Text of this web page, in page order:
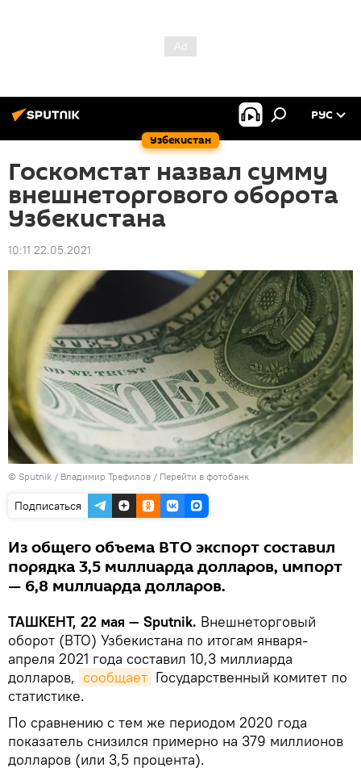
Узбекистан
РУС
Госкомстат назвал сумму
внешнеторгового оборота
Узбекистана
10:11 22.05.2021
© Sputnik / Владимир Трефилов / Перейти в фотобанк
Подписаться
Из общего объема ВТО экспорт составил
порядка 3,5 миллиарда долларов, импорт
— 6,8 миллиарда долларов.
ТАШКЕНТ, 22 мая — Sputnik. Внешнеторговый
оборот (ВТО) Узбекистана по итогам января-
апреля 2021 года составил 10,3 миллиарда
долларов, сообщает Государственный комитет по
статистике.
По сравнению с тем же периодом 2020 года
показатель снизился примерно на 379 миллионов
долларов (или 3,5 процента).